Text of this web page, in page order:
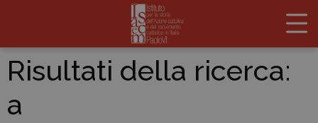
Risultati della ricerca:
a